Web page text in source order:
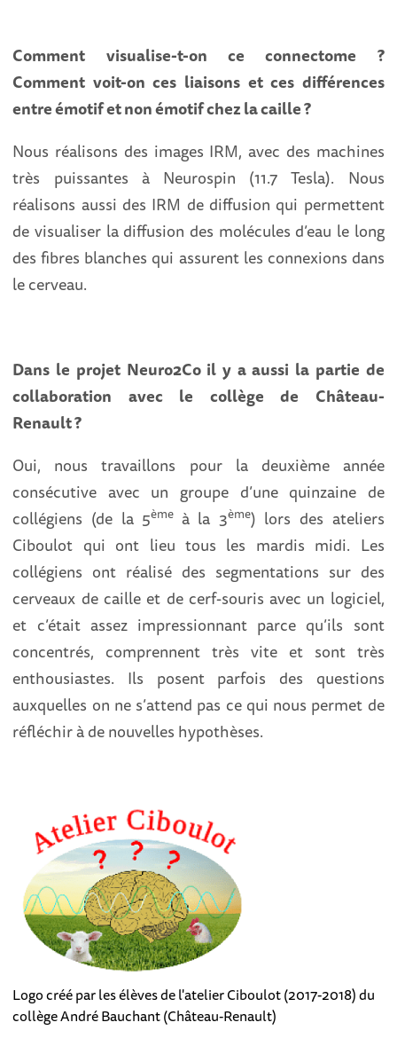
Comment visualise-t-on ce connectome ?
Comment voit-on ces liaisons et ces différences
entre émotif et non émotif chez la caille ?
Nous réalisons des images IRM, avec des machines
très puissantes à Neurospin (11.7 Tesla). Nous
réalisons aussi des IRM de diffusion qui permettent
de visualiser la diffusion des molécules d’eau le long
des fibres blanches qui assurent les connexions dans
le cerveau.
Dans le projet Neuro2Co il y a aussi la partie de
collaboration avec le collège de Château-
Renault ?
Oui, nous travaillons pour la deuxième année
consécutive avec un groupe d’une quinzaine de
collégiens (de la 5ème à la 3ème) lors des ateliers
Ciboulot qui ont lieu tous les mardis midi. Les
collégiens ont réalisé des segmentations sur des
cerveaux de caille et de cerf-souris avec un logiciel,
et c’était assez impressionnant parce qu’ils sont
concentrés, comprennent très vite et sont très
enthousiastes. Ils posent parfois des questions
auxquelles on ne s’attend pas ce qui nous permet de
réfléchir à de nouvelles hypothèses.
Logo créé par les élèves de l'atelier Ciboulot (2017-2018) du
collège André Bauchant (Château-Renault)